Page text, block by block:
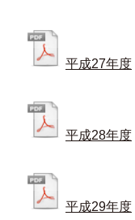
平成27年度
平成28年度
平成29年度